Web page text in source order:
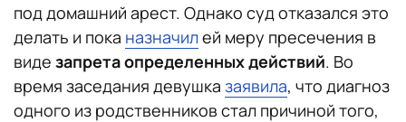
под домашний арест. Однако суд отказался это
делать и пока назначилей меру пресечения в
виде запрета определенных действий. Во
время заседания девушка заявила, что диагноз
одного из родственников стал причиной того,